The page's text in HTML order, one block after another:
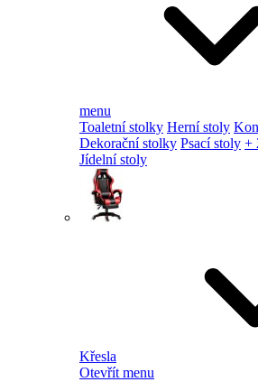
menu
Toaletní stolky Herní stoly
Dekorační stolky Psací stoly +
Jídelní stoly
Křesla
Otevřít menu